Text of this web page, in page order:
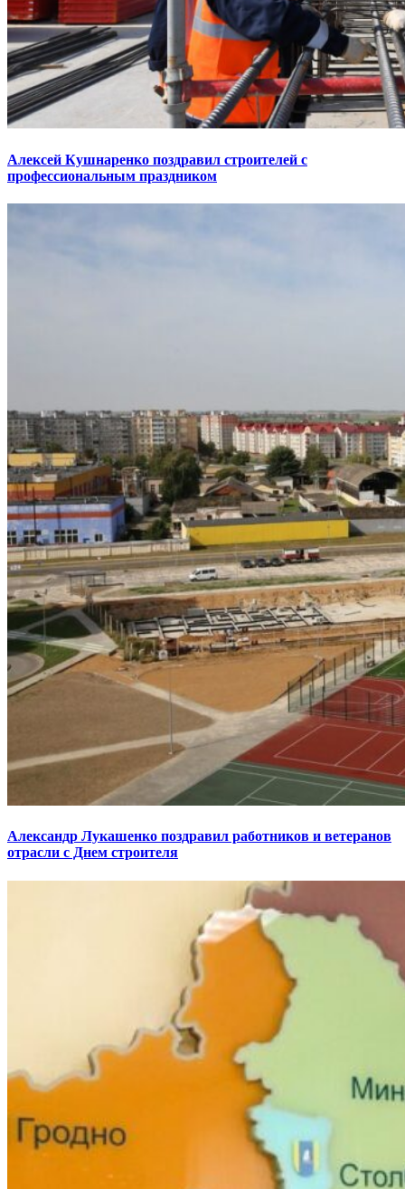
Алексей Кушнаренко поздравил строителей с
профессиональным праздником
Александр Лукашенко поздравил работников и ветеранов
отрасли с Днем строителя